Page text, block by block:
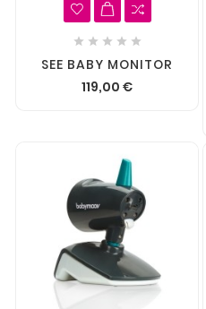
    
SEE BABY MONITOR
119,00 €